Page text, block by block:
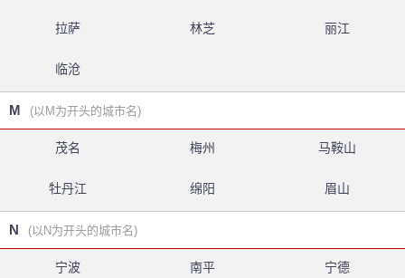
拉萨 林芝 丽江
临沧
M (以M为开头的城市名)
茂名 梅州 马鞍山
牡丹江 绵阳 眉山
N (以N为开头的城市名)
宁波 南平 宁德